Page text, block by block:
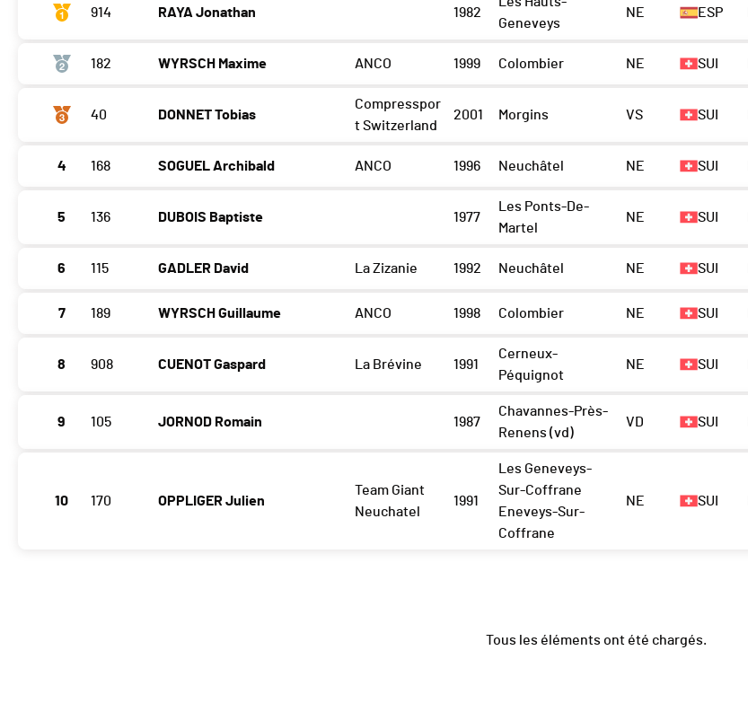
914 RAYA Jonathan 1982
Geneveys
NE ESP
182 WYRSCH Maxime ANCO 1999 Colombier NE SUI
40 DONNET Tobias
Compresspor
t Switzerland
2001 Morgins VS SUI
4 168 SOGUEL Archibald ANCO 1996 Neuchâtel NE SUI
5 136 DUBOIS Baptiste 1977
Les Ponts-De-
Martel
NE SUI
6 115 GADLER David La Zizanie 1992 Neuchâtel NE SUI
7 189 WYRSCH Guillaume ANCO 1998 Colombier NE SUI
8 908 CUENOT Gaspard La Brévine 1991
Cerneux-
Péquignot
NE SUI
9 105 JORNOD Romain 1987
Chavannes-Près-
Renens (vd)
VD SUI
10 170 OPPLIGER Julien
Team Giant
Neuchatel
1991
Les Geneveys-
Sur-Coffrane
Eneveys-Sur-
Coffrane
NE SUI
Tous les éléments ont été chargés.